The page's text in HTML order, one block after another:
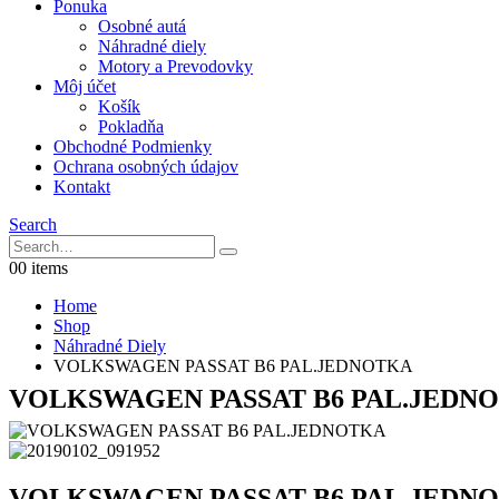
Ponuka
Osobné autá
Náhradné diely
Motory a Prevodovky
Môj účet
Košík
Pokladňa
Obchodné Podmienky
Ochrana osobných údajov
Kontakt
Search
00 items
Home
Shop
Náhradné Diely
VOLKSWAGEN PASSAT B6 PAL.JEDNOTKA
VOLKSWAGEN PASSAT B6